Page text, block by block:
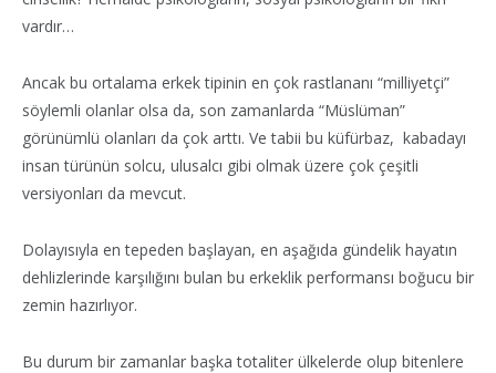
vardır…
Ancak bu ortalama erkek tipinin en çok rastlananı “milliyetçi”
söylemli olanlar olsa da, son zamanlarda “Müslüman”
görünümlü olanları da çok arttı. Ve tabii bu küfürbaz, kabadayı
insan türünün solcu, ulusalcı gibi olmak üzere çok çeşitli
versiyonları da mevcut.
Dolayısıyla en tepeden başlayan, en aşağıda gündelik hayatın
dehlizlerinde karşılığını bulan bu erkeklik performansı boğucu bir
zemin hazırlıyor.
Bu durum bir zamanlar başka totaliter ülkelerde olup bitenlere